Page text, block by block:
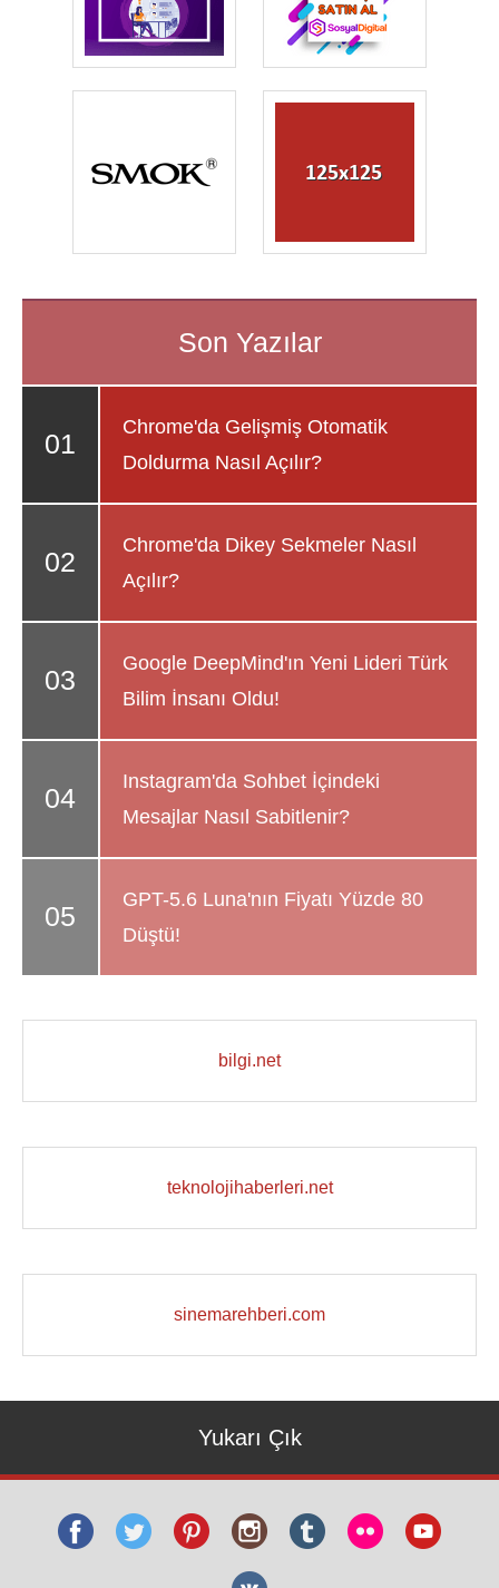
Chrome'da Gelişmiş Otomatik
Doldurma Nasıl Açılır?
Chrome'da Dikey Sekmeler Nasıl
Açılır?
Google DeepMind'ın Yeni Lideri Türk
Bilim İnsanı Oldu!
Instagram'da Sohbet İçindeki
Mesajlar Nasıl Sabitlenir?
GPT-5.6 Luna'nın Fiyatı Yüzde 80
Düştü!
bilgi.net
teknolojihaberleri.net
sinemarehberi.com
Yukarı Çık